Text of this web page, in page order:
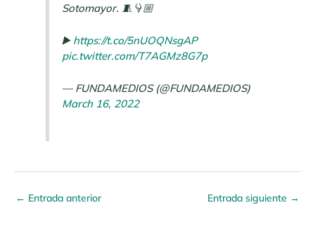
Sotomayor. 🧵👇🏼
▶️ https://t.co/5nUOQNsgAP
pic.twitter.com/T7AGMz8G7p
— FUNDAMEDIOS (@FUNDAMEDIOS)
March 16, 2022
← Entrada anterior Entrada siguiente →